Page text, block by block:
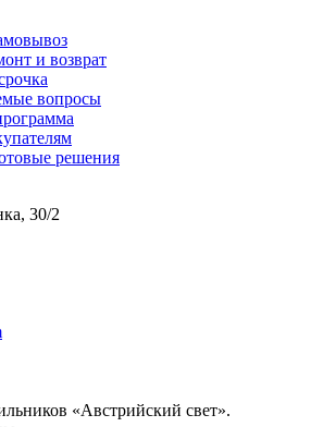
и возврат
вопросы
решения
30/2
«Австрийский свет».